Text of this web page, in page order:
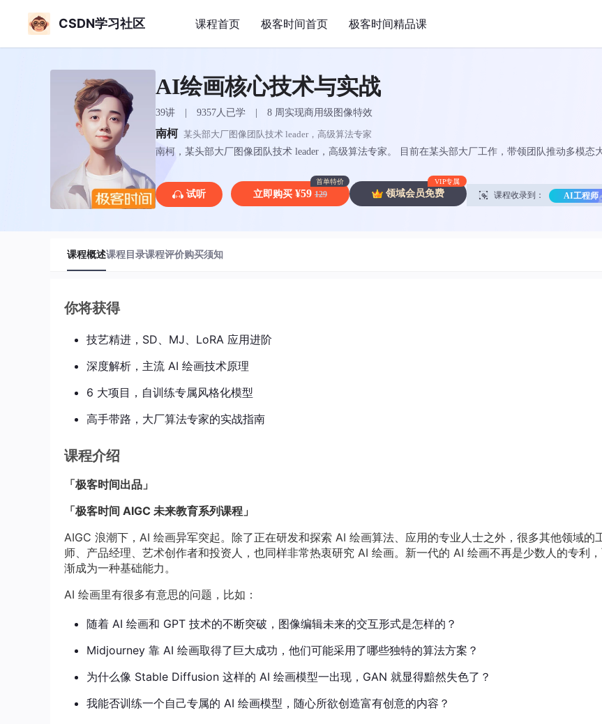
CSDN学习社区 课程首页 极客时间首页 极客时间精品课
AI绘画核心技术与实战
39讲 | 9357人已学 | 8 周实现商用级图像特效
南柯 某头部大厂图像团队技术 leader，高级算法专家
南柯，某头部大厂图像团队技术 leader，高级算法专家。 目前在某头部大厂工作，带领团队推动多模
0 余项算法创新专利，在视觉领域顶会发表过多篇论文。
试听
首单特价
立即购买 ¥59 129
VIP专属
领域会员免费 课程收录到： AI工程师
课程概述课程目录课程评价购买须知
你将获得
技艺精进，SD、MJ、LoRA 应用进阶
深度解析，主流 AI 绘画技术原理
6 大项目，自训练专属风格化模型
高手带路，大厂算法专家的实战指南
课程介绍
「极客时间出品」
「极客时间 AIGC 未来教育系列课程」
AIGC 浪潮下，AI 绘画异军突起。除了正在研发和探索 AI 绘画算法、应用的专业人士之外，很多其他领域的
师、产品经理、艺术创作者和投资人，也同样非常热衷研究 AI 绘画。新一代的 AI 绘画不再是少数人的专利
渐成为一种基础能力。
AI 绘画里有很多有意思的问题，比如：
随着 AI 绘画和 GPT 技术的不断突破，图像编辑未来的交互形式是怎样的？
Midjourney 靠 AI 绘画取得了巨大成功，他们可能采用了哪些独特的算法方案？
为什么像 Stable Diffusion 这样的 AI 绘画模型一出现，GAN 就显得黯然失色了？
我能否训练一个自己专属的 AI 绘画模型，随心所欲创造富有创意的内容？